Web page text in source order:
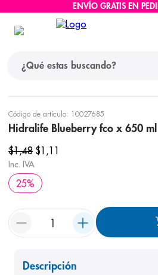
ENVÍO GRATIS EN
Código de artículo: 10027685
Hidralife Blueberry fco x 650 ml
$1,48 $1 ,11
Inc. IVA
25%
Descripción
1. protector solar
2. pañales
3. eucerin
nivea
6. shampoo
7 bioderma